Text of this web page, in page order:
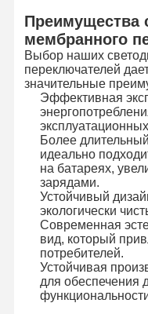
Схемы PET
Светопроводящая
Сборка
PMMA линзы
Преимущества
мембранного
Выбор наших
переключателей
значительные
Эффективная
эксплуатационных
Более
идеально
на батареях,
зарядами.
Устойчивый
экологически
Современная
вид, который
потребителей.
Устойчивая
для обеспечения